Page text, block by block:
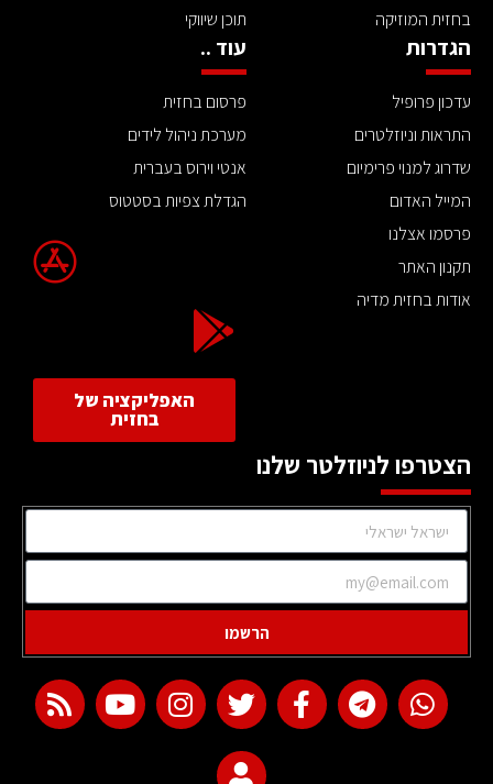
בחזית המוזיקה
תוכן שיווקי
הגדרות
עדכון פרופיל
התראות וניוזלטרים
שדרוג למנוי פרימיום
המייל האדום
פרסמו אצלנו
תקנון האתר
אודות בחזית מדיה
עוד ..
פרסום בחזית
מערכת ניהול לידים
אנטי וירוס בעברית
הגדלת צפיות בסטטוס
האפליקציה של
בחזית
הצטרפו לניוזלטר שלנו
הרשמו